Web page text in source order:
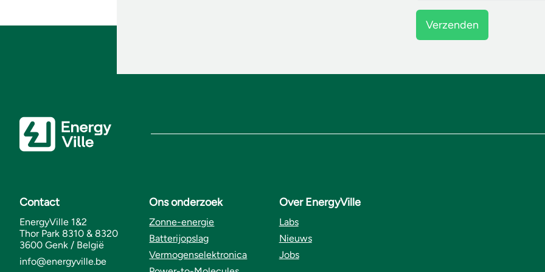
Contact
EnergyVille 1&2
Thor Park 8310 & 8320
3600 Genk / België
info@energyville.be
Ons onderzoek
Zonne-energie
Batterijopslag
Vermogenselektronica
Over EnergyVille
Labs
Nieuws
Jobs